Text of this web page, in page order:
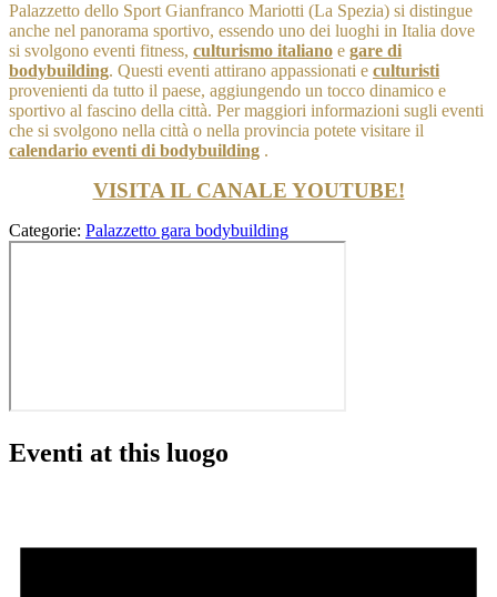
Palazzetto dello Sport Gianfranco Mariotti (La Spezia) si distingue
anche nel panorama sportivo, essendo uno dei luoghi in Italia dove
si svolgono eventi fitness, culturismo italiano e gare di
bodybuilding. Questi eventi attirano appassionati e culturisti
provenienti da tutto il paese, aggiungendo un tocco dinamico e
sportivo al fascino della città. Per maggiori informazioni sugli eventi
che si svolgono nella città o nella provincia potete visitare il
calendario eventi di bodybuilding .
VISITA IL CANALE YOUTUBE!
Categorie: Palazzetto gara bodybuilding
Eventi at this luogo